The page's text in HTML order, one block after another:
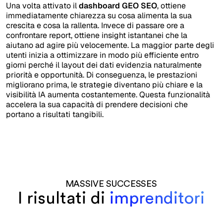
Una volta attivato ildashboard GEO SEO, ottiene
immediatamente chiarezza su cosa alimenta la sua
crescita e cosa la rallenta. Invece di passare ore a
confrontare report, ottiene insight istantanei che la
aiutano ad agire più velocemente. La maggior parte degli
utenti inizia a ottimizzare in modo più efficiente entro
giorni perché il layout dei dati evidenzia naturalmente
priorità e opportunità. Di conseguenza, le prestazioni
migliorano prima, le strategie diventano più chiare e la
visibilità IA aumenta costantemente. Questa funzionalità
accelera la sua capacità di prendere decisioni che
portano a risultati tangibili.
MASSIVE SUCCESSES
I risultati di imprenditori